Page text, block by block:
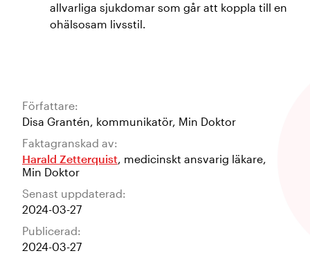
allvarliga sjukdomar som går att koppla till en
ohälsosam livsstil.
Författare:
Disa Grantén, kommunikatör, Min Doktor
Faktagranskad av:
Harald Zetterquist, medicinskt ansvarig läkare,
Min Doktor
Senast uppdaterad:
2024-03-27
Publicerad:
2024-03-27